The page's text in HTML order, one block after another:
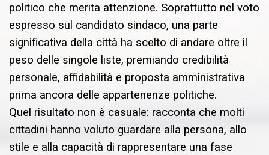
politico che merita attenzione. Soprattutto nel voto
espresso sul candidato sindaco, una parte
significativa della città ha scelto di andare oltre il
peso delle singole liste, premiando credibilità
personale, affidabilità e proposta amministrativa
prima ancora delle appartenenze politiche.
Quel risultato non è casuale: racconta che molti
cittadini hanno voluto guardare alla persona, allo
stile e alla capacità di rappresentare una fase